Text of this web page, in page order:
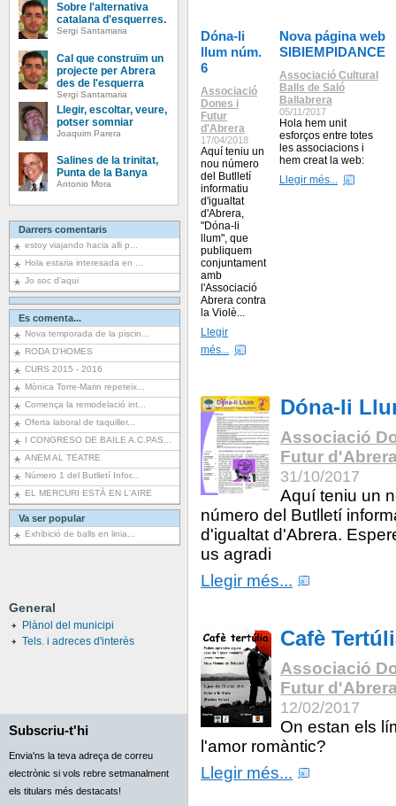
Sobre l'alternativa
catalana d'esquerres.
Sergi Santamaria
Cal que construïm un
projecte per Abrera
des de l'esquerra
Sergi Santamaria
Llegir, escoltar, veure,
potser somniar
Joaquim Parera
Salines de la trinitat,
Punta de la Banya
Antonio Mora
Darrers comentaris
estoy viajando hacia alli p...
Hola estaria interesada en ...
Jo soc d'aqui
Es comenta...
Nova temporada de la piscin...
RODA D'HOMES
CURS 2015 - 2016
Mònica Torre-Marin repeteix...
Comença la remodelació int...
Oferta laboral de taquiller...
I CONGRESO DE BAILE A.C.PAS...
ANEM AL TEATRE
Número 1 del Butlletí Infor...
EL MERCURI ESTÀ EN L'AIRE
Va ser popular
Exhibició de balls en linia...
General
Plànol del municipi
Tels. i adreces d'interès
Subscriu-t'hi
Envia'ns la teva adreça de correu
electrònic si vols rebre setmanalment
els titulars més destacats!
Dóna-li
llum núm.
6
Associació
Dones i
Futur
d'Abrera
17/04/2018
Aquí teniu un
nou número
del Butlletí
informatiu
d'igualtat
d'Abrera,
"Dóna-li
llum", que
publiquem
conjuntament
amb
l'Associació
Abrera contra
la Violè...
Llegir
més...
Nova página web
SIBIEMPIDANCE
Associació Cultural
Balls de Saló
Ballabrera
05/11/2017
Hola hem unit
esforços entre totes
les associacions i
hem creat la web:
Llegir més...
Dóna-li
Associació
Futur
31/10/2017
Aquí teniu un
número del Butlletí
d'igualtat d'Abrera.
us agradi
Llegir més...
Cafè
Associació
Futur
12/02/2017
On estan els
l'amor romàntic?
Llegir més...